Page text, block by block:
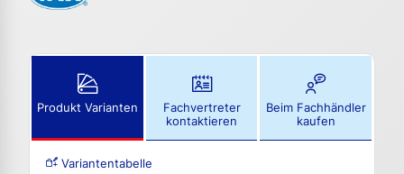
Produkt Varianten
Fachvertreter
kontaktieren
Beim Fachhändler
kaufen
Variantentabelle